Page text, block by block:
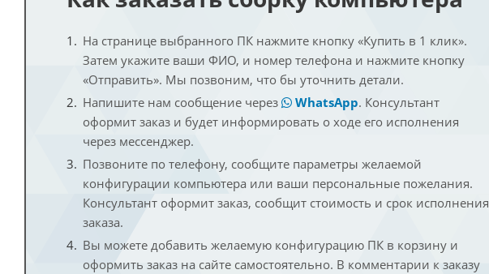
На странице выбранного ПК нажмите кнопку «Купить в 1 клик».
Затем укажите ваши ФИО, и номер телефона и нажмите кнопку
«Отправить». Мы позвоним, что бы уточнить детали.
Напишите нам сообщение через
WhatsApp. Консультант
оформит заказ и будет информировать о ходе его исполнения
через мессенджер.
Позвоните по телефону, сообщите параметры желаемой
конфигурации компьютера или ваши персональные пожелания.
Консультант оформит заказ, сообщит стоимость и срок исполнения
заказа.
Вы можете добавить желаемую конфигурацию ПК в корзину и
оформить заказ на сайте самостоятельно. В комментарии к заказу